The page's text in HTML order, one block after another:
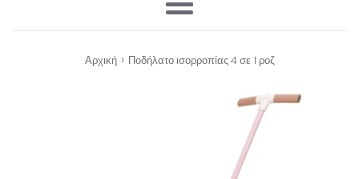
Μενού
Αρχική › Ποδήλατο ισορροπίας 4 σε 1 ροζ